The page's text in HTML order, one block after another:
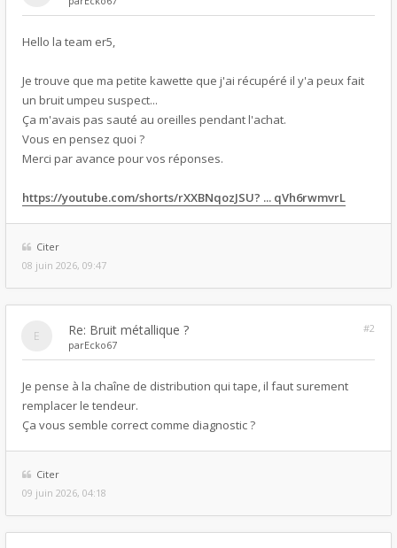
Hello la team er5,
Je trouve que ma petite kawette que j'ai récupéré il y'a peux fait
un bruit umpeu suspect...
Ça m'avais pas sauté au oreilles pendant l'achat.
Vous en pensez quoi ?
Merci par avance pour vos réponses.
https://youtube.com/shorts/rXXBNqozJSU? ... qVh6rwmvrL
Citer
08 juin 2026, 09:47
Re: Bruit métallique ?
#2
parEcko67
Je pense à la chaîne de distribution qui tape, il faut surement
remplacer le tendeur.
Ça vous semble correct comme diagnostic ?
Citer
09 juin 2026, 04:18